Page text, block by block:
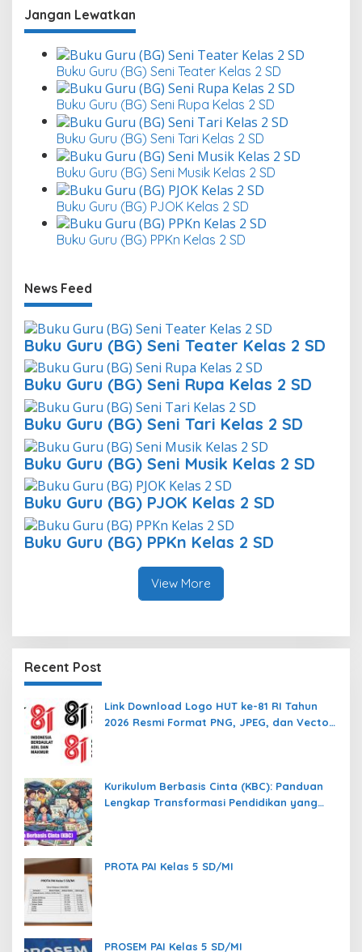
Jangan Lewatkan
Buku Guru (BG) Seni Teater Kelas 2 SD
Buku Guru (BG) Seni Rupa Kelas 2 SD
Buku Guru (BG) Seni Tari Kelas 2 SD
Buku Guru (BG) Seni Musik Kelas 2 SD
Buku Guru (BG) PJOK Kelas 2 SD
Buku Guru (BG) PPKn Kelas 2 SD
News Feed
Buku Guru (BG) Seni Teater Kelas 2 SD
Buku Guru (BG) Seni Rupa Kelas 2 SD
Buku Guru (BG) Seni Tari Kelas 2 SD
Buku Guru (BG) Seni Musik Kelas 2 SD
Buku Guru (BG) PJOK Kelas 2 SD
Buku Guru (BG) PPKn Kelas 2 SD
View More
Recent Post
Link Download Logo HUT ke-81 RI Tahun
2026 Resmi Format PNG, JPEG, dan Vector
Kurikulum Berbasis Cinta (KBC): Panduan
Lengkap Transformasi Pendidikan yang
PROTA PAI Kelas 5 SD/MI
PROSEM PAI Kelas 5 SD/MI